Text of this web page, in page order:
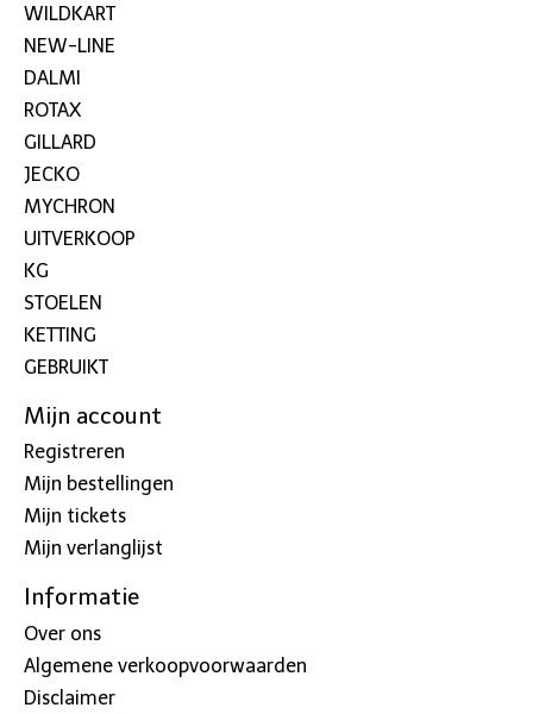
WILDKART
NEW-LINE
DALMI
ROTAX
GILLARD
JECKO
MYCHRON
UITVERKOOP
KG
STOELEN
KETTING
GEBRUIKT
Mijn account
Registreren
Mijn bestellingen
Mijn tickets
Mijn verlanglijst
Informatie
Over ons
Algemene verkoopvoorwaarden
Disclaimer